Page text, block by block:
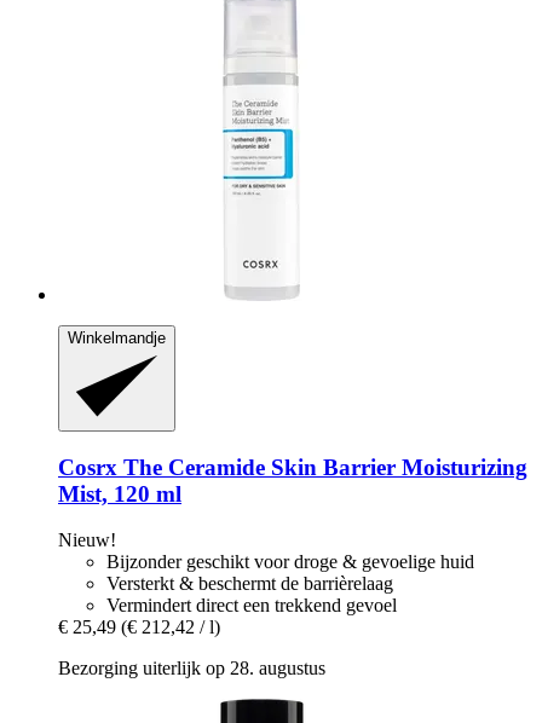
Winkelmandje
Cosrx The Ceramide Skin Barrier Moisturizing
Mist, 120 ml
Nieuw!
Bijzonder geschikt voor droge & gevoelige huid
Versterkt & beschermt de barrièrelaag
Vermindert direct een trekkend gevoel
€ 25,49 (€ 212,42 / l)
Bezorging uiterlijk op 28. augustus